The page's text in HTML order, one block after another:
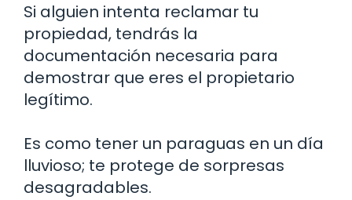
Si alguien intenta reclamar tu
propiedad, tendrás la
documentación necesaria para
demostrar que eres el propietario
legítimo.
Es como tener un paraguas en un día
lluvioso; te protege de sorpresas
desagradables.